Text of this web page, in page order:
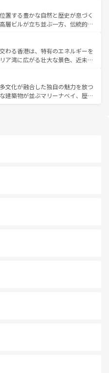
韓国の多彩な魅力を心ゆくまで味
てみてほしい。 なお、新着の韓国情報はコンテンツ一
息づく。ハノイの古い町並みやホ
治時代の建物も、独特の雰囲気を
バラエティの豊かさとおいしさで
ー、ベトナムコーヒーなどは、ぜ
の地域を訪れてもあたたかい人々
ので、きっと忘れられない旅にな
置する豊かな自然と歴史が息づく
層ビルが立ち並ぶ一方、伝統的な
北部ではチェンマイなどの山岳地
部ではプーケットやクラビの美し
を楽しむことができる。タイ料理
暖で、どの季節にも異なる楽しみ
すいタイの人々、仏教を中心とし
光資源が、訪れる旅人を魅了し続
わる香港は、特有のエネルギーを
ア湾に広がる壮大な景色、近未来
するはず。観光スポットが密集し
ろを回れるのも魅力。息をのむよ
験まで、香港を存分に楽しみ尽く
文化が融合した独自の魅力を放つ
建築物が並ぶマリーナベイ、歴史
風情を楽しめる外せないスポット